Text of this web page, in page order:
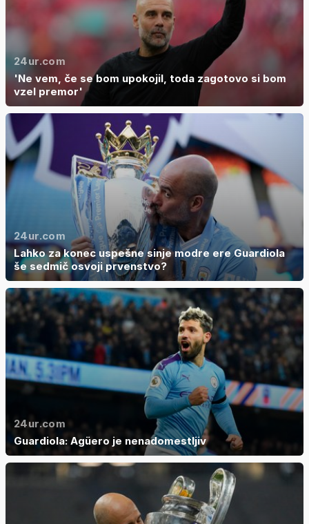
24ur.com
'Ne vem, če se bom upokojil, toda zagotovo si bom
vzel premor'
24ur.com
Lahko za konec uspešne sinje modre ere Guardiola
še sedmič osvoji prvenstvo?
24ur.com
Guardiola: Agüero je nenadomestljiv